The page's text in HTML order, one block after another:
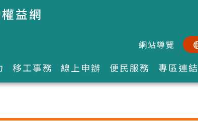
益網
:::網站導覽
移工事務 線上申辦 便民服務 專區連結